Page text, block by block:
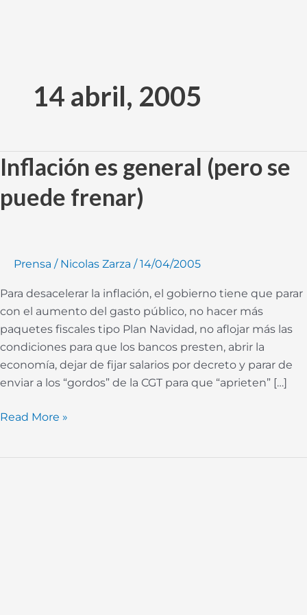
contenido14 abril, 2005
Inflación es general (pero se
puede frenar)
Prensa / Nicolas Zarza /14/04/2005
Para desacelerar la inflación, el gobierno tiene que parar
con el aumento del gasto público, no hacer más
paquetes fiscales tipo Plan Navidad, no aflojar más las
condiciones para que los bancos presten, abrir la
economía, dejar de fijar salarios por decreto y parar de
enviar a los “gordos” de la CGT para que “aprieten” […]
Inflación
es
general
(pero
frenar)
Read More »